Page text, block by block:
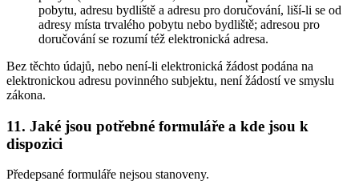
pobytu, adresu bydliště a adresu pro doručování, liší-li se od
adresy místa trvalého pobytu nebo bydliště; adresou pro
doručování se rozumí též elektronická adresa.
Bez těchto údajů, nebo není-li elektronická žádost podána na
elektronickou adresu povinného subjektu, není žádostí ve smyslu
zákona.
11. Jaké jsou potřebné formuláře a kde jsou k
dispozici
Předepsané formuláře nejsou stanoveny.